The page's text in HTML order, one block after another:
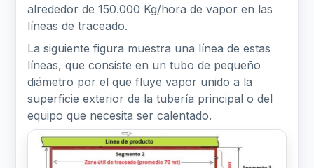
alrededor de 150.000 Kg/hora de vapor en las
líneas de traceado.
La siguiente figura muestra una línea de estas
líneas, que consiste en un tubo de pequeño
diámetro por el que fluye vapor unido a la
superficie exterior de la tubería principal o del
equipo que necesita ser calentado.